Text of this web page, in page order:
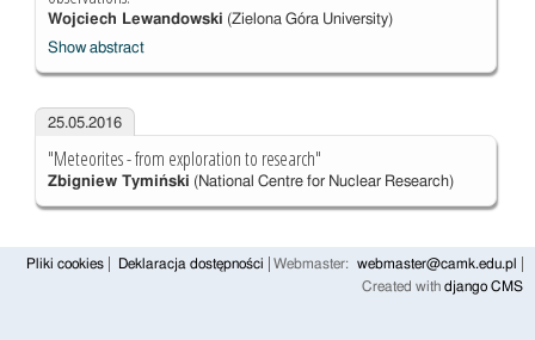
Wojciech Lewandowski (Zielona Góra University)
Show abstract
25.05.2016
"Meteorites - from exploration to research"
Zbigniew Tymiński (National Centre for Nuclear Research)
Pliki cookies Deklaracja dostępności Webmaster:
webmaster@camk.edu.pl
Created with django CMS